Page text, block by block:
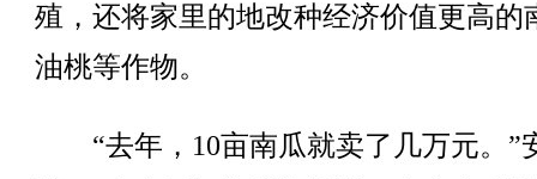
殖，还将家里的地改种经济价值更高的
油桃等作物。
“去年，10亩南瓜就卖了几万元。”